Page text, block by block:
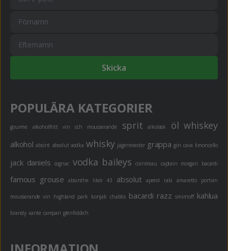
Skicka
POPULÄRA KATEGORIER
gourme alkoholfritt vin och mousserande sprit alkoläsk öl whiskey
alkohol absint absolut vodka whisky jägermeister grappa gin cava limoncello
jack daniels cognac vodka baileys cointreau captain morgan bacardi
famous grouse absinthe likör 43 absolut aperol raki amaretto portvin
mousserande vin highland park konjak chablis bacardi razz smirnoff kahlua
brandy xante campari glenfiddich